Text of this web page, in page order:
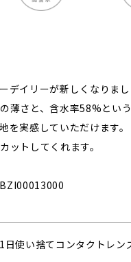
デイリーが新しくなりまし
薄さと、含水率58%とい
を実感していただけます
ットしてくれます。
1日使い捨てコンタクトレン